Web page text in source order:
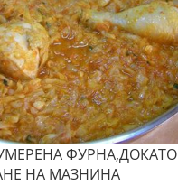
ФУРНА,ДОКАТО
НА МАЗНИНА